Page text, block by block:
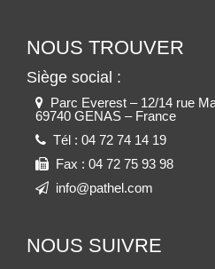
NOUS TROUVER
Siège social :
Parc Everest – 12/14 rue
69740 GENAS – France
Tél : 04 72 74 14 19
Fax : 04 72 75 93 98
info@pathel.com
NOUS SUIVRE